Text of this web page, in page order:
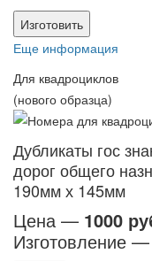
Изготовить
Еще информация
Для квадроциклов
(нового образца)
Дубликаты гос
дорог общего
190мм х 145мм
Цена — 1000
Изготовление —